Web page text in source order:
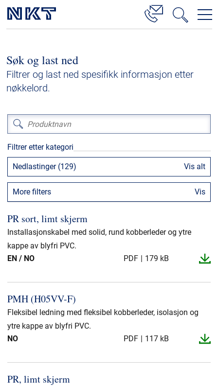
Høyspenningskabelløsninger
Kabelservice
Lavspenning
Høyspenningskabeltilbehør
Mellomspenningskabeltilbehør
Referanser
Nedlastinger
Presse og arrangementer
Om oss
Søk og last ned
Filtrer og last ned spesifikk informasjon etter
nøkkelord.
Filtrer etter kategori
Nedlastinger (129) Vis alt
More filters Vis
PR sort, limt skjerm
Installasjonskabel med solid, rund kobberleder og ytre
kappe av blyfri PVC.
EN / NO
PDF 179 kB
PMH (H05VV-​F)
Fleksibel ledning med fleksibel kobberleder, isolasjon og
ytre kappe av blyfri PVC.
NO
PDF 117 kB
PR, limt skjerm